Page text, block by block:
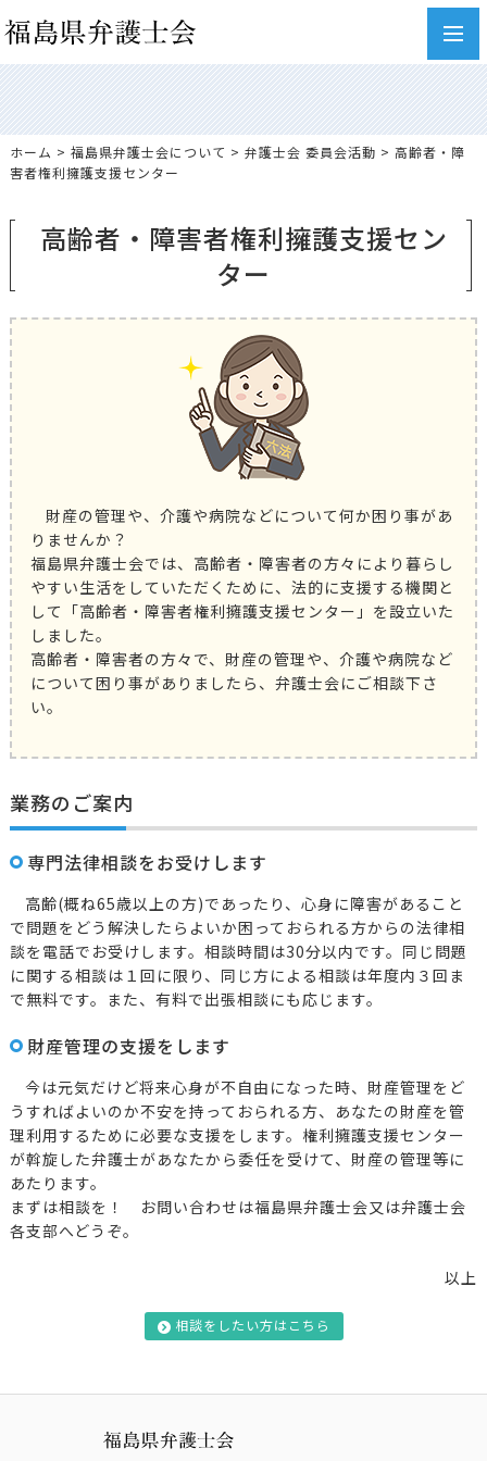
ホーム > 福島県弁護士会について > 弁護士会 委員会活動 > 高齢者・障
害者権利擁護支援センター
高齢者・障害者権利擁護支援セン
ター
財産の管理や、介護や病院などについて何か困り事があ
りませんか？
福島県弁護士会では、高齢者・障害者の方々により暮らし
やすい生活をしていただくために、法的に支援する機関と
して「高齢者・障害者権利擁護支援センター」を設立いた
しました。
高齢者・障害者の方々で、財産の管理や、介護や病院など
について困り事がありましたら、弁護士会にご相談下さ
い。
業務のご案内
専門法律相談をお受けします
高齢(概ね65歳以上の方)であったり、心身に障害があること
で問題をどう解決したらよいか困っておられる方からの法律相
談を電話でお受けします。相談時間は30分以内です。同じ問題
に関する相談は１回に限り、同じ方による相談は年度内３回ま
で無料です。また、有料で出張相談にも応じます。
財産管理の支援をします
今は元気だけど将来心身が不自由になった時、財産管理をど
うすればよいのか不安を持っておられる方、あなたの財産を管
理利用するために必要な支援をします。権利擁護支援センター
が斡旋した弁護士があなたから委任を受けて、財産の管理等に
あたります。
まずは相談を！ お問い合わせは福島県弁護士会又は弁護士会
各支部へどうぞ。
以上
相談をしたい方はこちら